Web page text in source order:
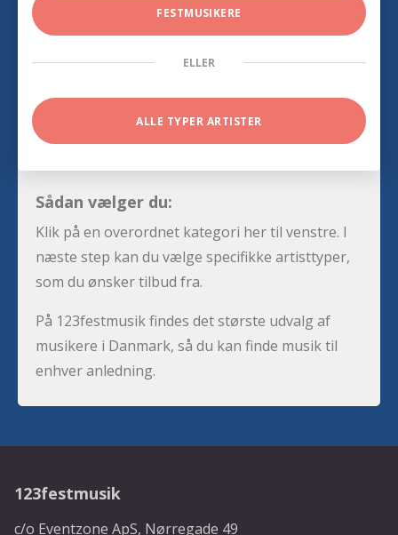
FESTMUSIKERE
ELLER
ALLE TYPER ARTISTER
Sådan vælger du:
Klik på en overordnet kategori her til venstre. I
næste step kan du vælge specifikke artisttyper,
som du ønsker tilbud fra.
På 123festmusik findes det største udvalg af
musikere i Danmark, så du kan finde musik til
enhver anledning.
123festmusik
c/o Eventzone ApS, Nørregade 49